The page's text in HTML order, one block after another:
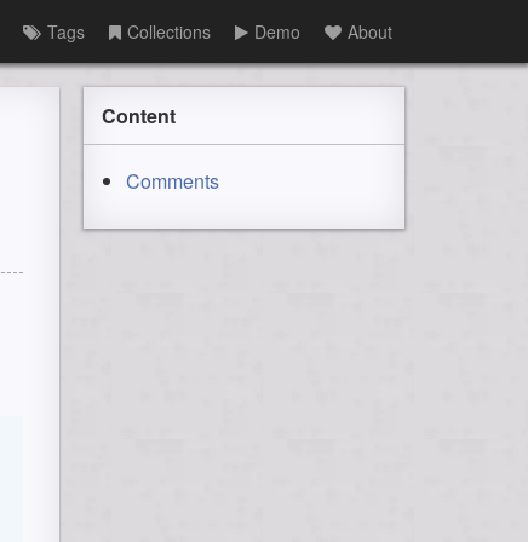
Tags Collections Demo About
Content
Comments